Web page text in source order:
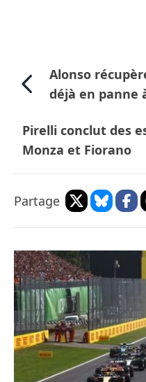
Alonso
déjà en panne
Pirelli conclut des
Monza et Fiorano
Partage